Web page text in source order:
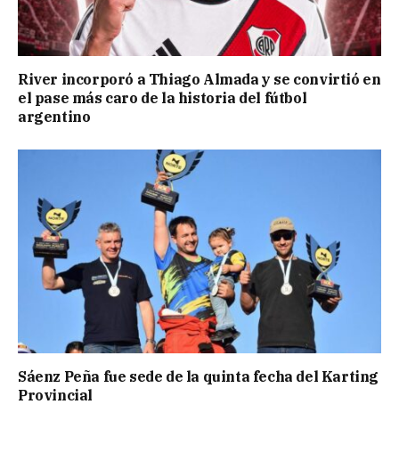
River incorporó a Thiago Almada y se convirtió en
el pase más caro de la historia del fútbol
argentino
Sáenz Peña fue sede de la quinta fecha del Karting
Provincial